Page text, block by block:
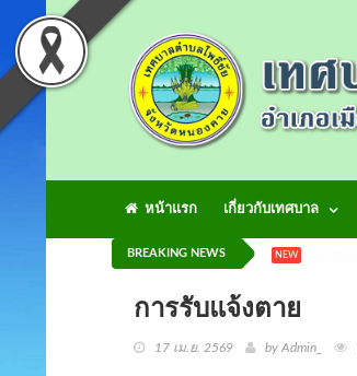
หน้าแรก เกี่ยวกับเทศบาล
BREAKING NEWS NEW
การรับแจ้งตาย
17 เม.ย. 2569 by Admin_